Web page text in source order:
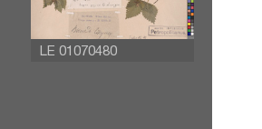
LE 01070480